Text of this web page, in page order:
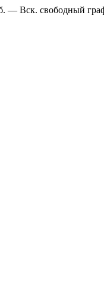
— Вск. свободный